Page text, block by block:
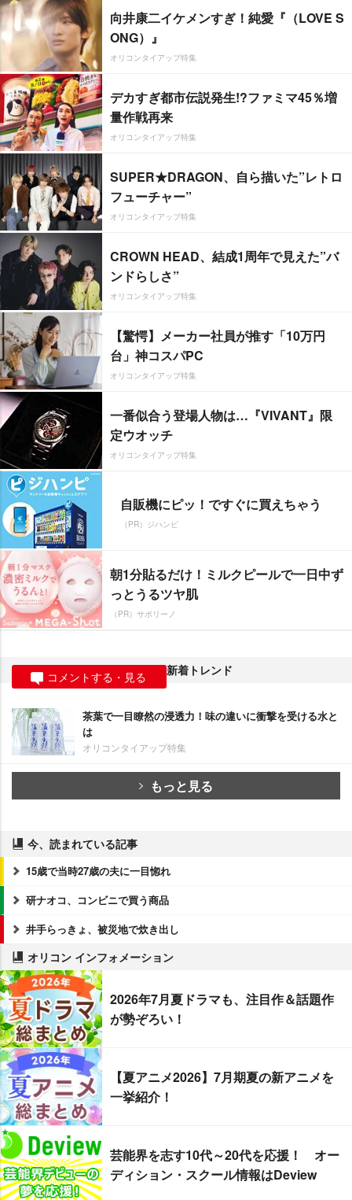
向井康二イケメンすぎ！純愛『（LOVE S
ONG）』
オリコンタイアップ特集
デカすぎ都市伝説発生!?ファミマ45％増
量作戦再来
オリコンタイアップ特集
SUPER★DRAGON、自ら描いた”レトロ
フューチャー”
オリコンタイアップ特集
CROWN HEAD、結成1周年で見えた”バ
ンドらしさ”
オリコンタイアップ特集
【驚愕】メーカー社員が推す「10万円
台」神コスパPC
オリコンタイアップ特集
一番似合う登場人物は…『VIVANT』限
定ウオッチ
オリコンタイアップ特集
自販機にピッ！ですぐに買えちゃう
（PR）ジハンピ
朝1分貼るだけ！ミルクピールで一日中ず
っとうるツヤ肌
（PR）サボリーノ
コメントする・見る 新着トレンド
茶葉で一目瞭然の浸透力！味の違いに衝撃を受ける水と
は
オリコンタイアップ特集
もっと見る
今、読まれている記事
15歳で当時27歳の夫に一目惚れ
研ナオコ、コンビニで買う商品
井手らっきょ、被災地で炊き出し
オリコン インフォメーション
2026年7月夏ドラマも、注目作＆話題作
が勢ぞろい！
【夏アニメ2026】7月期夏の新アニメを
一挙紹介！
芸能界を志す10代～20代を応援！ オー
ディション・スクール情報はDeview